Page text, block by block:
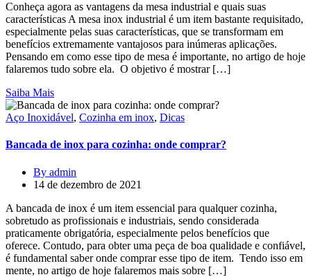
Conheça agora as vantagens da mesa industrial e quais suas
características A mesa inox industrial é um item bastante requisitado,
especialmente pelas suas características, que se transformam em
benefícios extremamente vantajosos para inúmeras aplicações.
Pensando em como esse tipo de mesa é importante, no artigo de hoje
falaremos tudo sobre ela. O objetivo é mostrar […]
Saiba Mais
Aço Inoxidável, Cozinha em inox, Dicas
Bancada de inox para cozinha: onde comprar?
By admin
14 de dezembro de 2021
A bancada de inox é um item essencial para qualquer cozinha,
sobretudo as profissionais e industriais, sendo considerada
praticamente obrigatória, especialmente pelos benefícios que
oferece. Contudo, para obter uma peça de boa qualidade e confiável,
é fundamental saber onde comprar esse tipo de item. Tendo isso em
mente, no artigo de hoje falaremos mais sobre […]